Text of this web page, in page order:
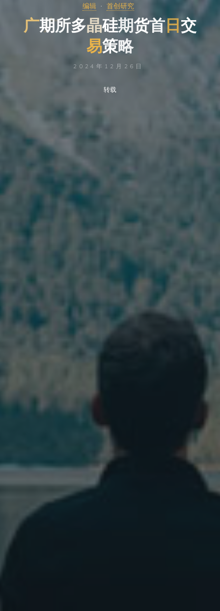
编辑 首创研究
广期所多晶硅期货首日交
易策略
2024年12月26日
转载